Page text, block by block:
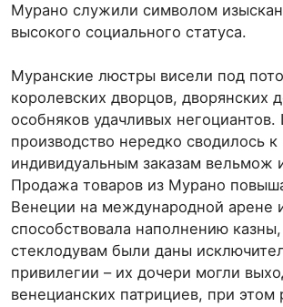
Мурано служили символом
высокого социального статуса.
Муранские люстры висели под
королевских дворцов, дворянских
особняков удачливых
производство нередко сводилось
индивидуальным заказам вельмож
Продажа товаров из Мурано
Венеции на международной арене
способствовала наполнению
стеклодувам были даны
привилегии – их дочери могли
венецианских патрициев, при